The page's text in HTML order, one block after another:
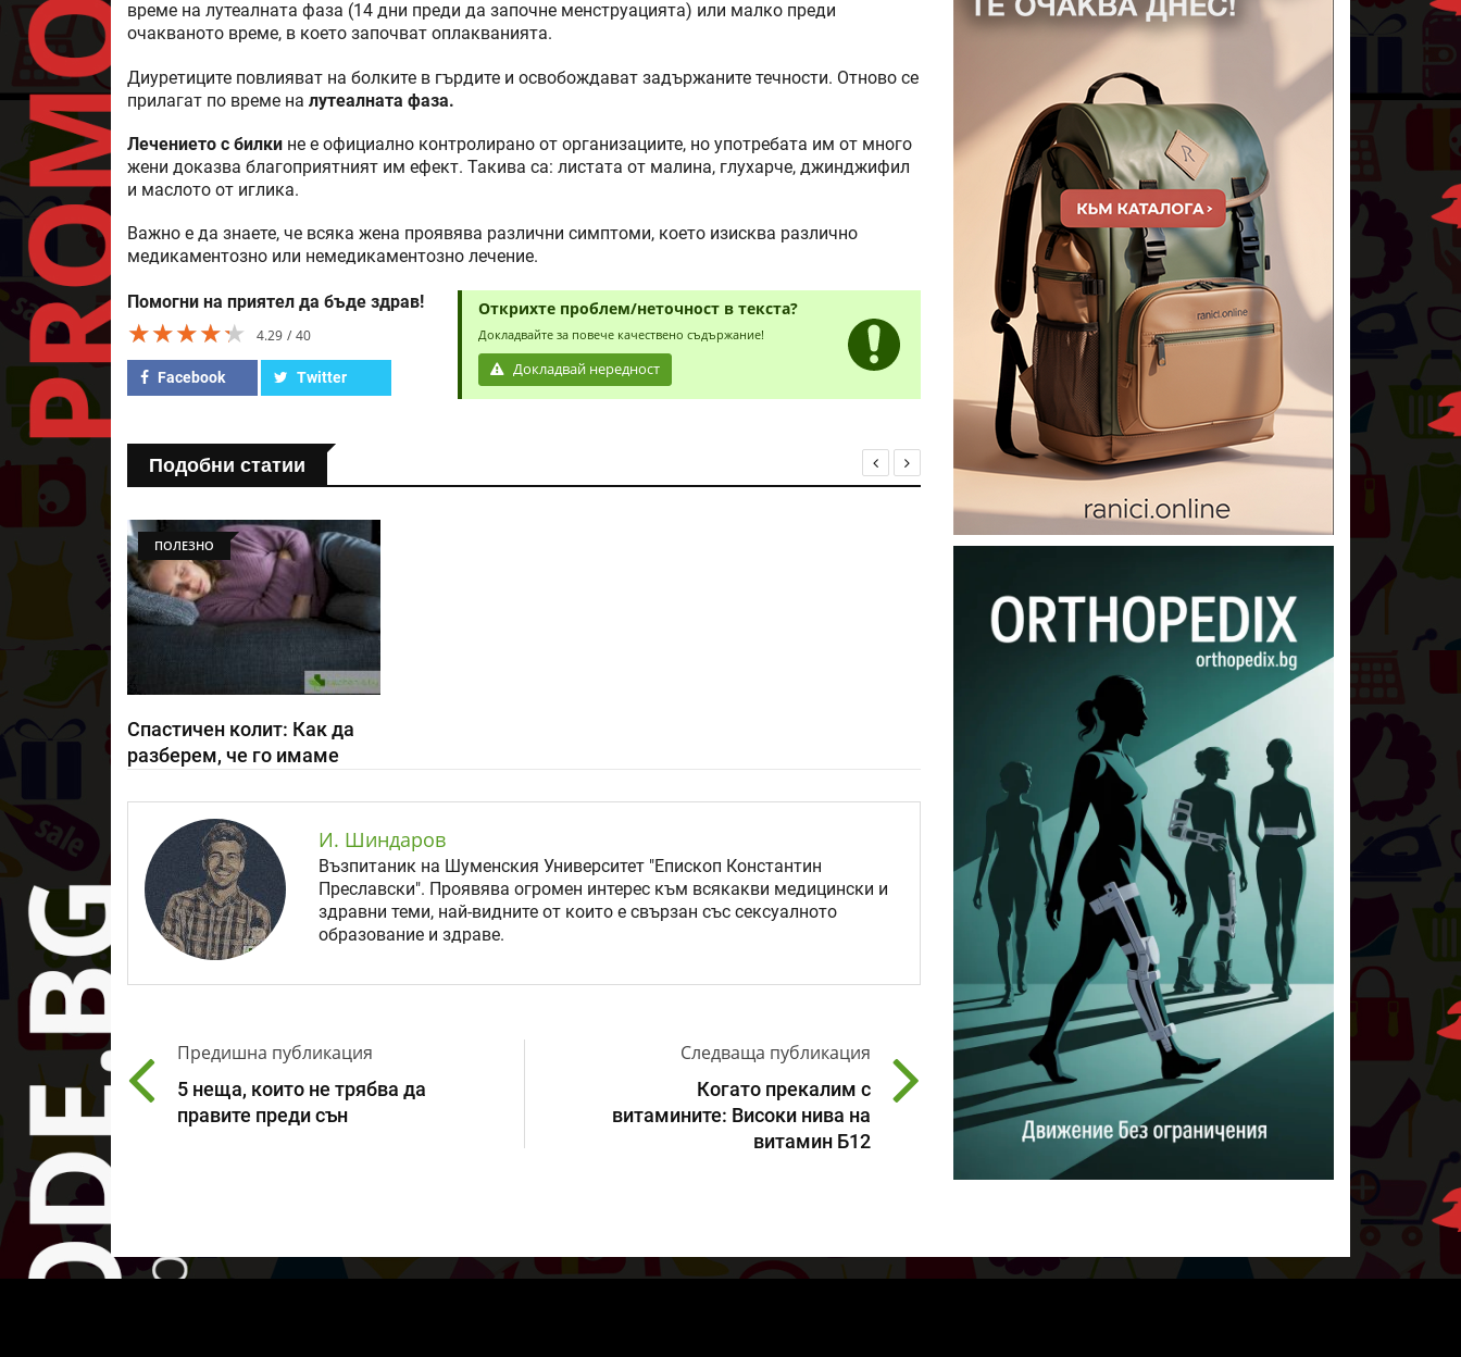
време на лутеалната фаза (14 дни преди да започне менструацията) или малко преди
очакваното време, в което започват оплакванията.
Диуретиците повлияват на болките в гърдите и освобождават задържаните течности. Отново се
прилагат по време на лутеалната фаза.
Лечението с билки не е официално контролирано от организациите, но употребата им от много
жени доказва благоприятният им ефект. Такива са: листата от малина, глухарче, джинджифил
и маслото от иглика.
Важно е да знаете, че всяка жена проявява различни симптоми, което изисква различно
медикаментозно или немедикаментозно лечение.
Помогни на приятел да бъде здрав!
★★★★★
★★★★★
★★★★★ 4.29 40
Facebook Twitter
Открихте проблем/неточност в текста?
Докладвайте за повече качествено съдържание!
Докладвай нередност
Подобни статии
ПОЛЕЗНО
Спастичен колит: Как да
разберем, че го имаме
И. Шиндаров
Възпитаник на Шуменския Университет "Епископ Константин
Преславски". Проявява огромен интерес към всякакви медицински и
здравни теми, най-видните от които е свързан със сексуалното
образование и здраве.
Предишна публикация
5 неща, които не трябва да
правите преди сън
Следваща публикация
Когато прекалим с
витамините: Високи нива на
витамин Б12